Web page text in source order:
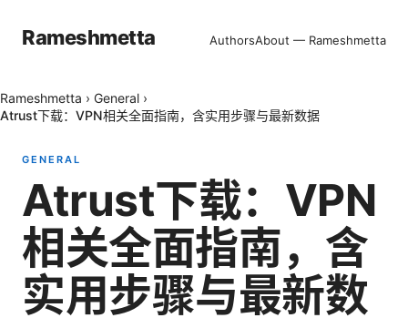
Rameshmetta AuthorsAbout — Rameshmetta
Rameshmetta › General ›
Atrust下载：VPN相关全面指南，含实用步骤与最新数据
GENERAL
Atrust下载：VPN
相关全面指南，含
实用步骤与最新数